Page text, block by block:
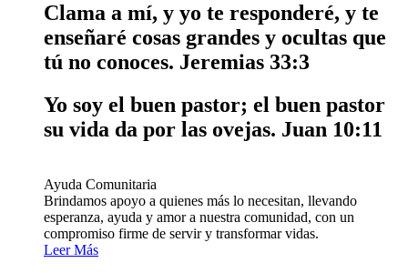
Clama a mí, y yo te responderé, y te
enseñaré cosas grandes y ocultas que
tú no conoces. Jeremias 33:3
Yo soy el buen pastor; el buen pastor
su vida da por las ovejas. Juan 10:11
Ayuda Comunitaria
Brindamos apoyo a quienes más lo necesitan, llevando
esperanza, ayuda y amor a nuestra comunidad, con un
compromiso firme de servir y transformar vidas.
Leer Más